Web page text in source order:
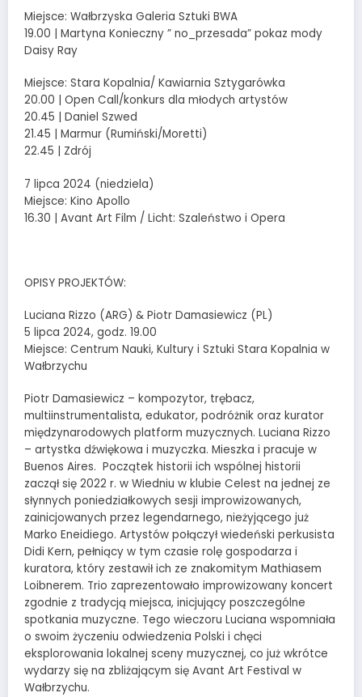
Miejsce: Wałbrzyska Galeria Sztuki BWA
19.00 | Martyna Konieczny ” no_przesada” pokaz mody
Daisy Ray
Miejsce: Stara Kopalnia/ Kawiarnia Sztygarówka
20.00 | Open Call/konkurs dla młodych artystów
20.45 | Daniel Szwed
21.45 | Marmur (Rumiński/Moretti)
22.45 | Zdrój
7 lipca 2024 (niedziela)
Miejsce: Kino Apollo
16.30 | Avant Art Film / Licht: Szaleństwo i Opera
OPISY PROJEKTÓW:
Luciana Rizzo (ARG) & Piotr Damasiewicz (PL)
5 lipca 2024, godz. 19.00
Miejsce: Centrum Nauki, Kultury i Sztuki Stara Kopalnia w
Wałbrzychu
Piotr Damasiewicz – kompozytor, trębacz,
multiinstrumentalista, edukator, podróżnik oraz kurator
międzynarodowych platform muzycznych. Luciana Rizzo
– artystka dźwiękowa i muzyczka. Mieszka i pracuje w
Buenos Aires. Początek historii ich wspólnej historii
zaczął się 2022 r. w Wiedniu w klubie Celest na jednej ze
słynnych poniedziałkowych sesji improwizowanych,
zainicjowanych przez legendarnego, nieżyjącego już
Marko Eneidiego. Artystów połączył wiedeński perkusista
Didi Kern, pełniący w tym czasie rolę gospodarza i
kuratora, który zestawił ich ze znakomitym Mathiasem
Loibnerem. Trio zaprezentowało improwizowany koncert
zgodnie z tradycją miejsca, inicjujący poszczególne
spotkania muzyczne. Tego wieczoru Luciana wspomniała
o swoim życzeniu odwiedzenia Polski i chęci
eksplorowania lokalnej sceny muzycznej, co już wkrótce
wydarzy się na zbliżającym się Avant Art Festival w
Wałbrzychu.